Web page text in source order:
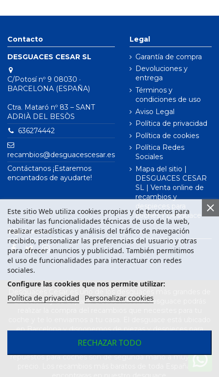
Contacto
DESGUACES CESAR SL
C/Potosí nº 9 08030 ·
BARCELONA (ESPAÑA)
Ctra. Mataró nº 83 – SANT
ADRIÀ DEL BESÒS
636274442
recambios@desguacescesar.es
Contáctanos ¡Estaremos
encantados de ayudarte!
Legal
Garantía de compra
Devoluciones y
entrega
Términos y
condiciones de uso
Aviso Legal
Política de privacidad
Política de cookies
Política Redes
Sociales
Mapa del sitio |
DESGUACES CESAR
SL | Venta online de
recambios y
despieces para
coches | Desguace
Este sitio Web utiliza cookies propias y de terceros para
habilitar las funcionalidades técnicas de uso de la web,
realizar estadísticas y análisis del tráfico de navegación
recibido, personalizar las preferencias del usuario y otras
para ofrecer anuncios y publicidad. También permitimos
el uso de funcionalidades para interactuar con redes
sociales.
Configure las cookies que nos permite utilizar:
Política de privacidad Personalizar cookies
RECHAZAR TODO
Síguenos en
Barcelona y de España. Desde nuestro desguace podrás
en Barcelona y disponemos de piezas y despieces para
todas las marcas de vehículos. Compra el recambio que
necesitas para tu coche en nuestro desguace. Los
repuestos para coches son de segunda mano a muy buen